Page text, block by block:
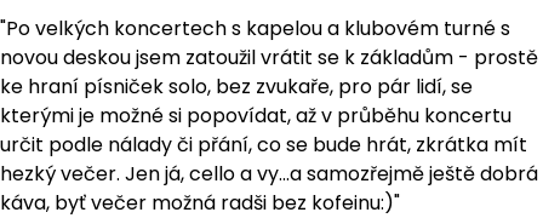
"Po velkých koncertech s kapelou a klubovém turné s
novou deskou jsem zatoužil vrátit se k základům - prostě
ke hraní písniček solo, bez zvukaře, pro pár lidí, se
kterými je možné si popovídat, až v průběhu koncertu
určit podle nálady či přání, co se bude hrát, zkrátka mít
hezký večer. Jen já, cello a vy...a samozřejmě ještě dobrá
káva, byť večer možná radši bez kofeinu:)"